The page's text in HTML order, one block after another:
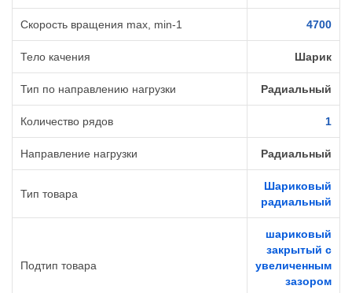
Cкорость вращения max, min-1 4700
Тело качения Шарик
Тип по направлению нагрузки Радиальный
Количество рядов 1
Направление нагрузки Радиальный
Тип товара
Шариковый
радиальный
Подтип товара
шариковый
закрытый с
увеличенным
зазором